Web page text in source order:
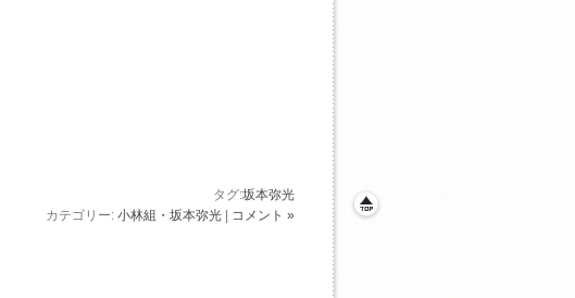
タグ:坂本弥光
カテゴリー: 小林組・坂本弥光 コメント »